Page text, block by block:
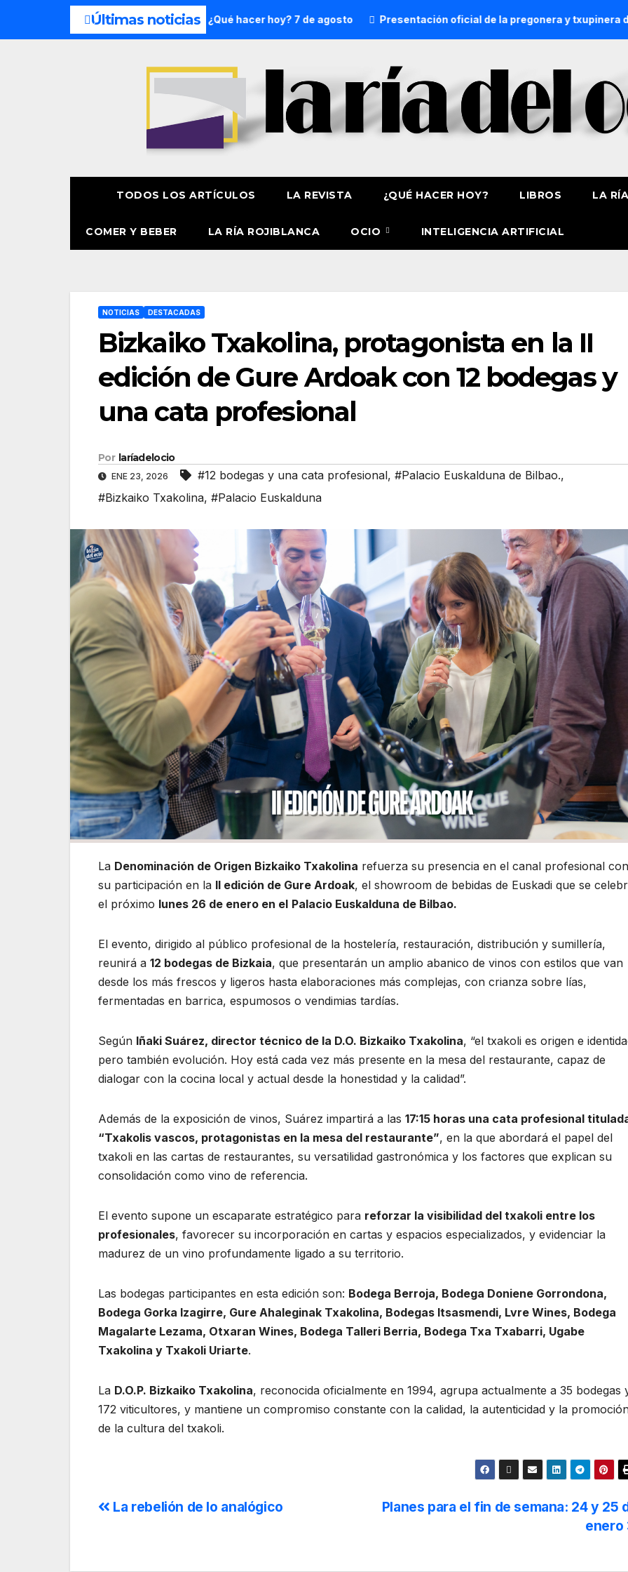
Últimas noticias
semana: 8 y 9 de agosto ¿Qué hacer hoy? 7 de agosto Presentación oficial de la pregonera y txupinera de Aste
TODOS LOS ARTÍCULOS LA REVISTA ¿QUÉ HACER HOY? LIBROS LA
COMER Y BEBER LA RÍA ROJIBLANCA OCIO INTELIGENCIA ARTIFICIAL
NOTICIAS DESTACADAS
Bizkaiko Txakolina, protagonista en la II
edición de Gure Ardoak con 12 bodegas y
una cata profesional
Por laríadelocio
ENE 23, 2026 #12 bodegas y una cata profesional, #Palacio Euskalduna de Bilbao.,
#Bizkaiko Txakolina, #Palacio Euskalduna
La Denominación de Origen Bizkaiko Txakolina refuerza su presencia en el canal profesional con
su participación en la II edición de Gure Ardoak, el showroom de bebidas de Euskadi que se
el próximo lunes 26 de enero en el Palacio Euskalduna de Bilbao.
El evento, dirigido al público profesional de la hostelería, restauración, distribución y sumillería,
reunirá a 12 bodegas de Bizkaia, que presentarán un amplio abanico de vinos con estilos que van
desde los más frescos y ligeros hasta elaboraciones más complejas, con crianza sobre lías,
fermentadas en barrica, espumosos o vendimias tardías.
Según Iñaki Suárez, director técnico de la D.O. Bizkaiko Txakolina, “el txakoli es origen e
pero también evolución. Hoy está cada vez más presente en la mesa del restaurante, capaz de
dialogar con la cocina local y actual desde la honestidad y la calidad”.
Además de la exposición de vinos, Suárez impartirá a las 17:15 horas una cata profesional
“Txakolis vascos, protagonistas en la mesa del restaurante”, en la que abordará el papel del
txakoli en las cartas de restaurantes, su versatilidad gastronómica y los factores que explican su
consolidación como vino de referencia.
El evento supone un escaparate estratégico para reforzar la visibilidad del txakoli entre los
profesionales, favorecer su incorporación en cartas y espacios especializados, y evidenciar la
madurez de un vino profundamente ligado a su territorio.
Las bodegas participantes en esta edición son: Bodega Berroja, Bodega Doniene Gorrondona,
Bodega Gorka Izagirre, Gure Ahaleginak Txakolina, Bodegas Itsasmendi, Lvre Wines, Bodega
Magalarte Lezama, Otxaran Wines, Bodega Talleri Berria, Bodega Txa Txabarri, Ugabe
Txakolina y Txakoli Uriarte.
La D.O.P. Bizkaiko Txakolina, reconocida oficialmente en 1994, agrupa actualmente a 35 bodegas
172 viticultores, y mantiene un compromiso constante con la calidad, la autenticidad y la
de la cultura del txakoli.
Planes para el fin de semana: 24 y 25
enero
La rebelión de lo analógico